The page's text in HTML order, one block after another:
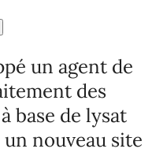
un agent de
des
base de lysat
un nouveau site